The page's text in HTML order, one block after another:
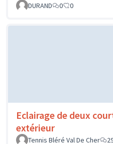
DURAND 0 0
Eclairage de deux
extérieur
Tennis Bléré Val De Cher